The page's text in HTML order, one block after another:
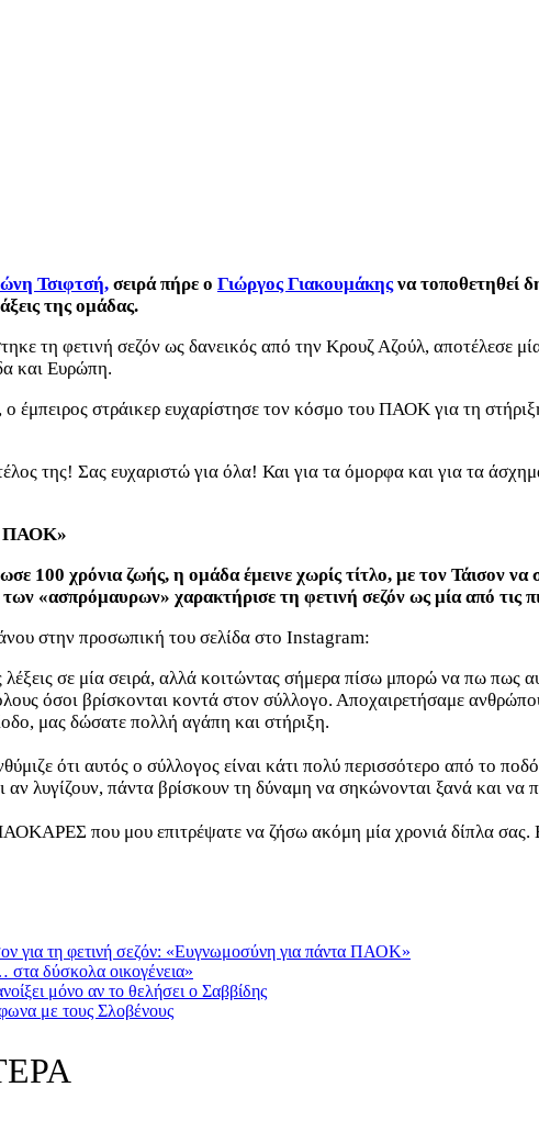
Τσιφτσή, σειρά πήρε ο Γιώργος Γιακουμάκηςνα τοποθετηθεί
ις της ομάδας.
τη φετινή σεζόν ως δανεικός από την Κρουζ Αζούλ, αποτέλεσε
και Ευρώπη.
στράικερ ευχαρίστησε τον κόσμο του ΠΑΟΚ για τη
της! Σας ευχαριστώ για όλα! Και για τα όμορφα και για τα
ΠΑΟΚ»
100 χρόνια ζωής, η ομάδα έμεινε χωρίς τίτλο, με τον Τάισον
«ασπρόμαυρων» χαρακτήρισε τη φετινή σεζόν ως μία από τις
στην προσωπική του σελίδα στο Instagram:
σε μία σειρά, αλλά κοιτώντας σήμερα πίσω μπορώ να πω πως
όσοι βρίσκονται κοντά στον σύλλογο. Αποχαιρετήσαμε
μας δώσατε πολλή αγάπη και στήριξη.
ότι αυτός ο σύλλογος είναι κάτι πολύ περισσότερο από το
αν λυγίζουν, πάντα βρίσκουν τη δύναμη να σηκώνονται ξανά και να
που μου επιτρέψατε να ζήσω ακόμη μία χρονιά δίπλα
για τη φετινή σεζόν: «Ευγνωμοσύνη για πάντα ΠΑΟΚ»
δύσκολα οικογένεια»
μόνο αν το θελήσει ο Σαββίδης
με τους Σλοβένους